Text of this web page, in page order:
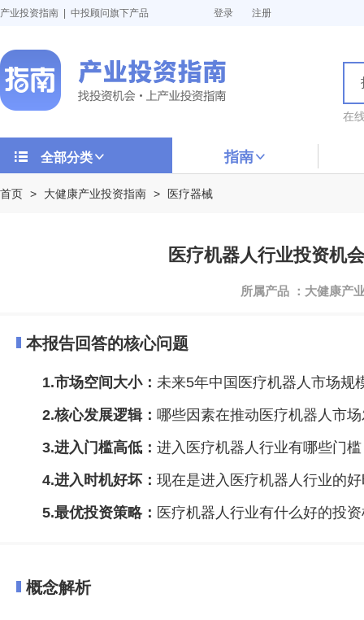
产业投资指南 | 中投顾问旗下产品 登录 注册
在
全部分类 指南
首页 > 大健康产业投资指南 > 医疗器械
医疗机器人行业投资机
所属产品 ：大健康产
本报告回答的核心问题
1.市场空间大小： 未来5年中国医疗机器人市场规
2.核心发展逻辑： 哪些因素在推动医疗机器人市
3.进入门槛高低： 进入医疗机器人行业有哪些门
4.进入时机好坏： 现在是进入医疗机器人行业的
5.最优投资策略： 医疗机器人行业有什么好的投
概念解析